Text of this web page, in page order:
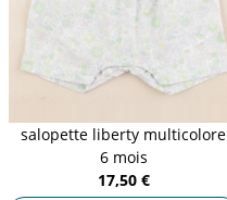
salopette liberty multicolore
6 mois
17,50 €